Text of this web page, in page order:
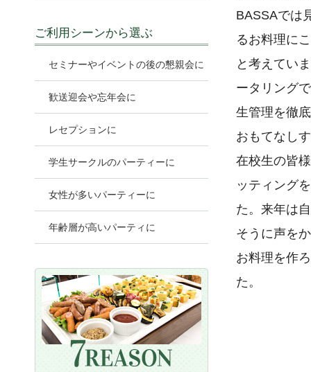
BASSAでは
るお料理に
と考えてい
ータリング
生管理を徹
おもてなし
在校生の皆
ッティング
た。来年は
そうに声を
お料理を作
た。
ご利用シーンから選ぶ
セミナーやイベントの後の懇親会に
歓送迎会や忘年会に
レセプションに
学生サークルのパーティーに
女性が多いパーティーに
年齢層が高いパーティに